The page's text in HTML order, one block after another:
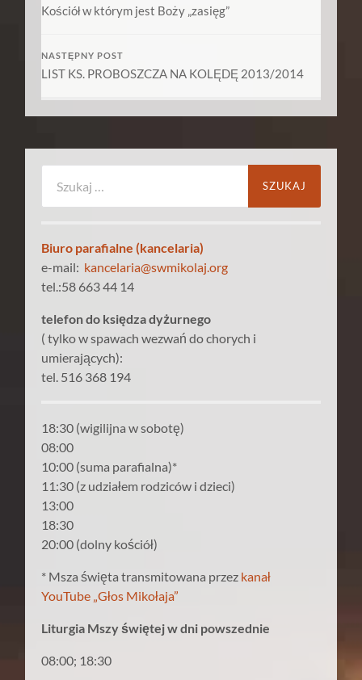
Kościół w którym jest Boży „zasięg”
NASTĘPNY POST
LIST KS. PROBOSZCZA NA KOLĘDĘ 2013/2014
Biuro parafialne (kancelaria)
e-mail: kancelaria@swmikolaj.org
tel.:58 663 44 14
telefon do księdza dyżurnego
( tylko w spawach wezwań do chorych i
umierających):
tel. 516 368 194
18:30 (wigilijna w sobotę)
08:00
10:00 (suma parafialna)*
11:30 (z udziałem rodziców i dzieci)
13:00
18:30
20:00 (dolny kościół)
* Msza święta transmitowana przez kanał
YouTube „Głos Mikołaja”
Liturgia Mszy świętej w dni powszednie
08:00; 18:30